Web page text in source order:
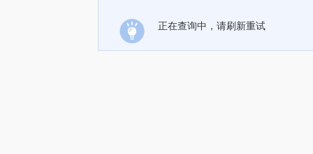
正在查询中，请刷新重试